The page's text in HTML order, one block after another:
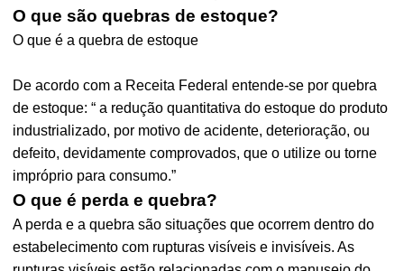
O que são quebras de estoque?
O que é a quebra de estoque
De acordo com a Receita Federal entende-se por quebra
de estoque: “ a redução quantitativa do estoque do produto
industrializado, por motivo de acidente, deterioração, ou
defeito, devidamente comprovados, que o utilize ou torne
impróprio para consumo.”
O que é perda e quebra?
A perda e a quebra são situações que ocorrem dentro do
estabelecimento com rupturas visíveis e invisíveis. As